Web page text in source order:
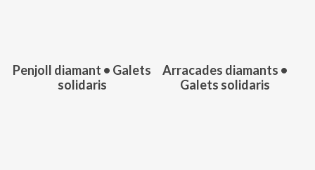
Penjoll diamant • Galets
solidaris
Arracades diamants •
Galets solidaris